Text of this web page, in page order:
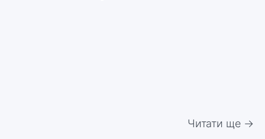
Читати ще →